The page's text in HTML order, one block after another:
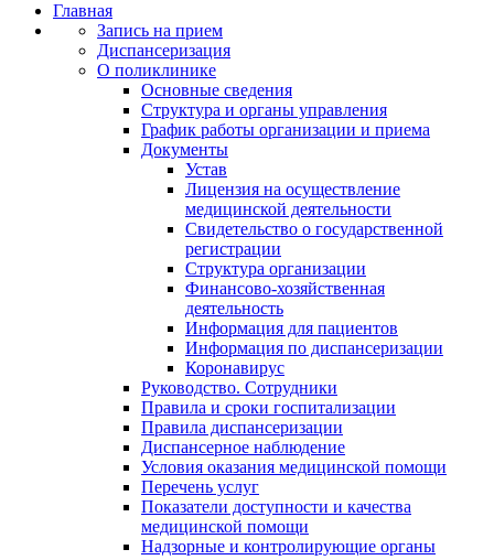
Главная
Запись на прием
Диспансеризация
О поликлинике
Основные сведения
Структура и органы управления
График работы организации и приема
Документы
Устав
Лицензия на осуществление
медицинской деятельности
Свидетельство о государственной
регистрации
Структура организации
Финансово-хозяйственная
деятельность
Информация для пациентов
Информация по диспансеризации
Коронавирус
Руководство. Сотрудники
Правила и сроки госпитализации
Правила диспансеризации
Диспансерное наблюдение
Условия оказания медицинской помощи
Перечень услуг
Показатели доступности и качества
медицинской помощи
Надзорные и контролирующие органы